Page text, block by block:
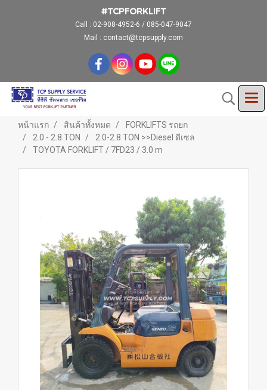
#TCPFORKLIFT
Call : 02-908-4952-6 / 085-047-9047
Mail : contact@tcpsupply.com
หน้าแรก สินค้าทั้งหมด
FORKLIFTS รถยก
2.0 - 2.8 TON
2.0-2.8 TON >>Diesel ดีเซล
TOYOTA FORKLIFT / 7FD23 / 3.0 m